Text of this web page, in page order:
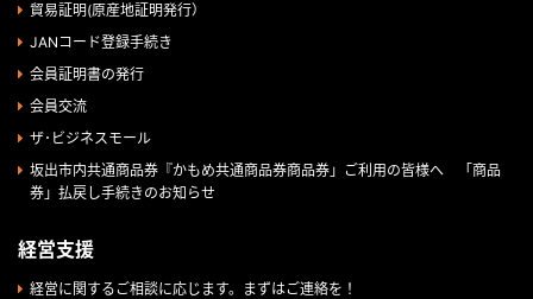
貿易証明(原産地証明発行）
JANコード登録手続き
会員証明書の発行
会員交流
ザ･ビジネスモール
坂出市内共通商品券『かもめ共通商品券商品券」ご利用の皆様へ 「商品
券」払戻し手続きのお知らせ
経営支援
経営に関するご相談に応じます。まずはご連絡を！